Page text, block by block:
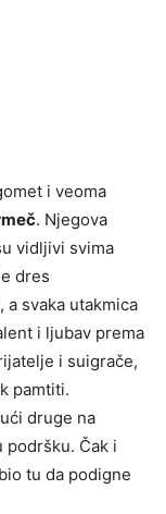
i veoma
. Njegova
vidljivi svima
dres
svaka utakmica
i ljubav prema
i suigrače,
pamtiti.
druge na
Čak i
tu da podigne